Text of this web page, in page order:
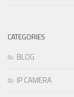
CATEGORIES
BLOG
IP CAMERA